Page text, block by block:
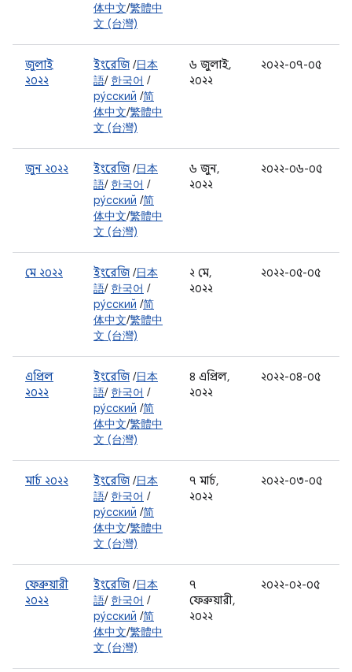
体中文/繁體中
文 (台灣)
জুলাই
২০২২
ইংরেজি /日本
語/ 한국어 /
ру́сский /简
体中文/繁體中
文 (台灣)
৬ জুলাই,
২০২২
২০২২-০৭-০৫
জুন ২০২২ ইংরেজি /日本
語/ 한국어 /
ру́сский /简
体中文/繁體中
文 (台灣)
৬ জুন,
২০২২
২০২২-০৬-০৫
মে ২০২২ ইংরেজি /日本
語/ 한국어 /
ру́сский /简
体中文/繁體中
文 (台灣)
২ মে,
২০২২
২০২২-০৫-০৫
এপ্রিল
২০২২
ইংরেজি /日本
語/ 한국어 /
ру́сский /简
体中文/繁體中
文 (台灣)
৪ এপ্রিল,
২০২২
২০২২-০৪-০৫
মার্চ ২০২২ ইংরেজি /日本
語/ 한국어 /
ру́сский /简
体中文/繁體中
文 (台灣)
৭ মার্চ,
২০২২
২০২২-০৩-০৫
ফেব্রুয়ারী
২০২২
ইংরেজি /日本
語/ 한국어 /
ру́сский /简
体中文/繁體中
文 (台灣)
৭
ফেব্রুয়ারী,
২০২২
২০২২-০২-০৫